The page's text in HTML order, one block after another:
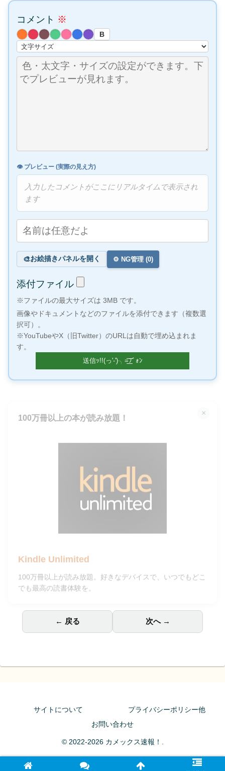
コメント ※
B
👁️ プレビュー (実際の見え方)
入力したコメントがここにリアルタイムで表示され
ます
🎨お絵描きパネルを開く ⚙️ NG管理 (0)
添付ファイル
※ファイルの最大サイズは 3MB です。
画像やドキュメントなどのファイルを添付できます（複数選
択可）。
※YouTubeやX（旧Twitter）のURLは自動で埋め込まれま
す。
×
100万冊以上の本が読み放題！
Kindle Unlimited
100万冊以上が読み放題。好きなデバイスで、いつでもどこ
でも最高の読書体験を。
← 戻る 次へ →
サイトについて
プライバシーポリシー他
お問い合わせ
© 2022-2026 カメックス速報！.